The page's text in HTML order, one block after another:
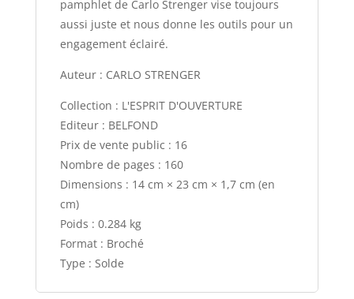
pamphlet de Carlo Strenger vise toujours
aussi juste et nous donne les outils pour un
engagement éclairé.
Auteur : CARLO STRENGER
Collection : L'ESPRIT D'OUVERTURE
Editeur : BELFOND
Prix de vente public : 16
Nombre de pages : 160
Dimensions : 14 cm × 23 cm × 1,7 cm (en
cm)
Poids : 0.284 kg
Format : Broché
Type : Solde